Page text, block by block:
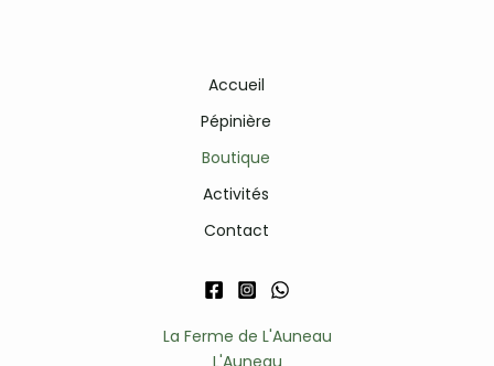
Accueil
Pépinière
Boutique
Activités
Contact
La Ferme de L'Auneau
L'Auneau